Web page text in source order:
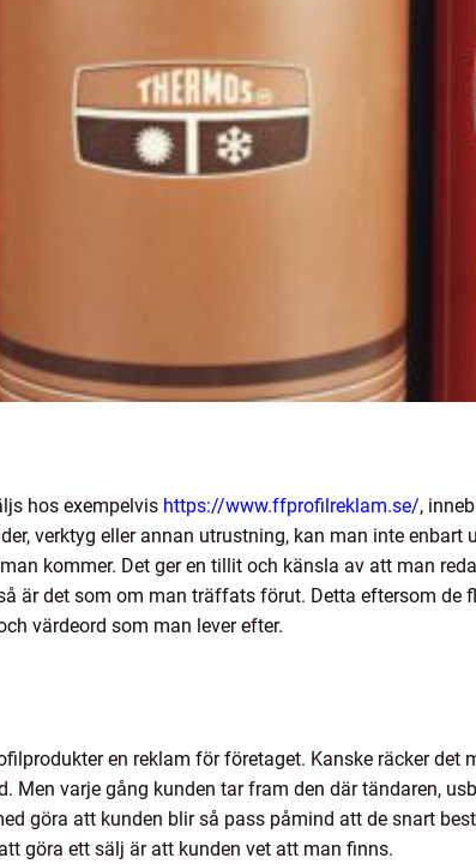
hos exempelvis https://www.ffprofilreklam.se/,
verktyg eller annan utrustning, kan man inte
kommer. Det ger en tillit och känsla av att man
är det som om man träffats förut. Detta eftersom de
värdeord som man lever efter.
en reklam för företaget. Kanske räcker det
Men varje gång kunden tar fram den där tändaren,
göra att kunden blir så pass påmind att de snart
göra ett sälj är att kunden vet att man finns.